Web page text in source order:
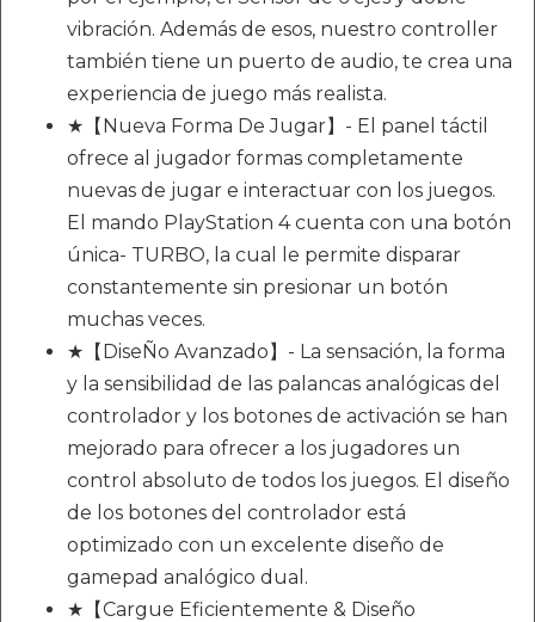
vibración. Además de esos, nuestro controller
también tiene un puerto de audio, te crea una
experiencia de juego más realista.
★【Nueva Forma De Jugar】- El panel táctil
ofrece al jugador formas completamente
nuevas de jugar e interactuar con los juegos.
El mando PlayStation 4 cuenta con una botón
única- TURBO, la cual le permite disparar
constantemente sin presionar un botón
muchas veces.
★【DiseÑo Avanzado】- La sensación, la forma
y la sensibilidad de las palancas analógicas del
controlador y los botones de activación se han
mejorado para ofrecer a los jugadores un
control absoluto de todos los juegos. El diseño
de los botones del controlador está
optimizado con un excelente diseño de
gamepad analógico dual.
★【Cargue Eficientemente & Diseño